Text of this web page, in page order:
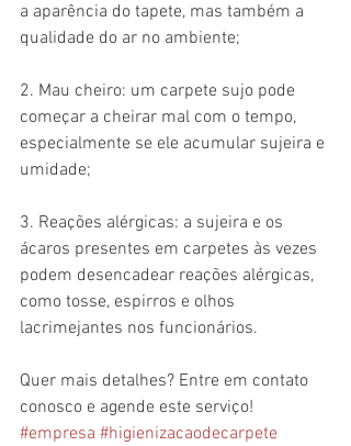
a aparência do tapete, mas também a
qualidade do ar no ambiente;
2. Mau cheiro: um carpete sujo pode
começar a cheirar mal com o tempo,
especialmente se ele acumular sujeira e
umidade;
3. Reações alérgicas: a sujeira e os
ácaros presentes em carpetes às vezes
podem desencadear reações alérgicas,
como tosse, espirros e olhos
lacrimejantes nos funcionários.
Quer mais detalhes? Entre em contato
conosco e agende este serviço!
#empresa #higienizacaodecarpete